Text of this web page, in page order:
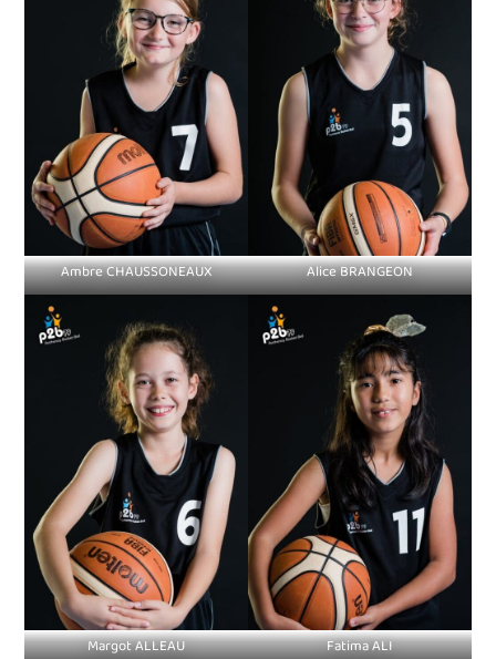
Ambre CHAUSSONEAUX Alice BRANGEON
Margot ALLEAU Fatima ALI